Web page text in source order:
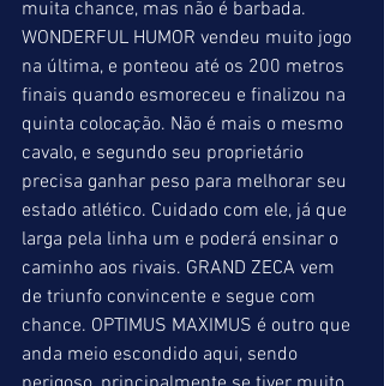
muita chance, mas não é barbada.
WONDERFUL HUMOR vendeu muito jogo
na última, e ponteou até os 200 metros
finais quando esmoreceu e finalizou na
quinta colocação. Não é mais o mesmo
cavalo, e segundo seu proprietário
precisa ganhar peso para melhorar seu
estado atlético. Cuidado com ele, já que
larga pela linha um e poderá ensinar o
caminho aos rivais. GRAND ZECA vem
de triunfo convincente e segue com
chance. OPTIMUS MAXIMUS é outro que
anda meio escondido aqui, sendo